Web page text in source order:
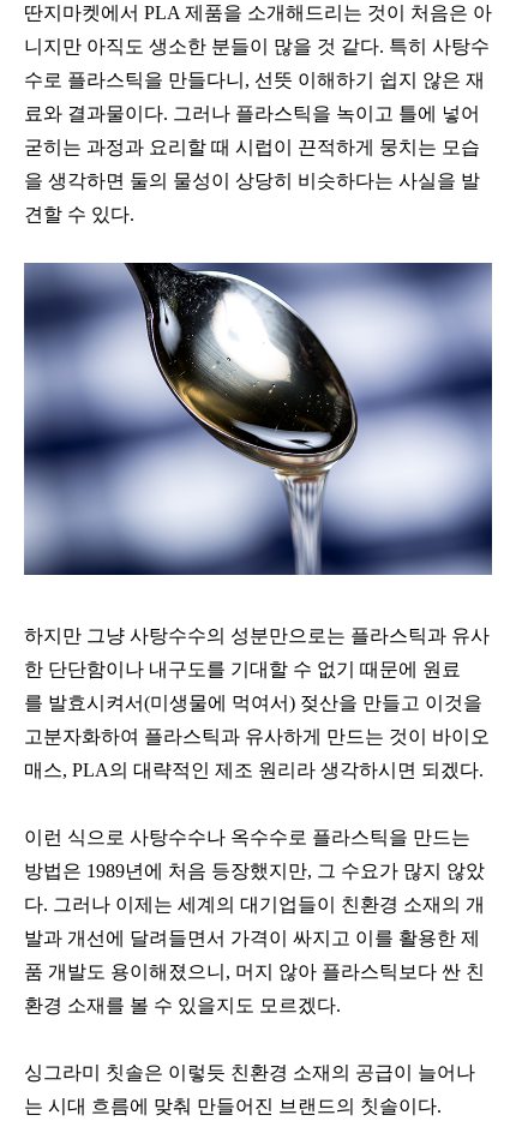
딴지마켓에서 PLA 제품을 소개해드리는 것이 처음은 아
니지만 아직도 생소한 분들이 많을 것 같다. 특히 사탕수
수로 플라스틱을 만들다니, 선뜻 이해하기 쉽지 않은 재
료와 결과물이다. 그러나 플라스틱을 녹이고 틀에 넣어
굳히는 과정과 요리할 때 시럽이 끈적하게 뭉치는 모습
을 생각하면 둘의 물성이 상당히 비슷하다는 사실을 발
견할 수 있다.
하지만 그냥 사탕수수의 성분만으로는 플라스틱과 유사
한 단단함이나 내구도를 기대할 수 없기 때문에 원료
를 발효시켜서(미생물에 먹여서) 젖산을 만들고 이것을
고분자화하여 플라스틱과 유사하게 만드는 것이 바이오
매스, PLA의 대략적인 제조 원리라 생각하시면 되겠다.
이런 식으로 사탕수수나 옥수수로 플라스틱을 만드는
방법은 1989년에 처음 등장했지만, 그 수요가 많지 않았
다. 그러나 이제는 세계의 대기업들이 친환경 소재의 개
발과 개선에 달려들면서 가격이 싸지고 이를 활용한 제
품 개발도 용이해졌으니, 머지 않아 플라스틱보다 싼 친
환경 소재를 볼 수 있을지도 모르겠다.
싱그라미 칫솔은 이렇듯 친환경 소재의 공급이 늘어나
는 시대 흐름에 맞춰 만들어진 브랜드의 칫솔이다.